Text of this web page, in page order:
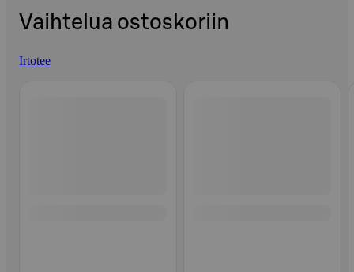
Vaihtelua ostoskoriin
Irtotee